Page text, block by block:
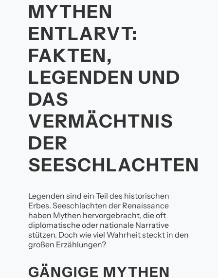
MYTHEN
ENTLARVT:
FAKTEN,
LEGENDEN UND
DAS
VERMÄCHTNIS
DER
SEESCHLACHTEN
Legenden sind ein Teil des historischen
Erbes. Seeschlachten der Renaissance
haben Mythen hervorgebracht, die oft
diplomatische oder nationale Narrative
stützen. Doch wie viel Wahrheit steckt in den
großen Erzählungen?
GÄNGIGE MYTHEN